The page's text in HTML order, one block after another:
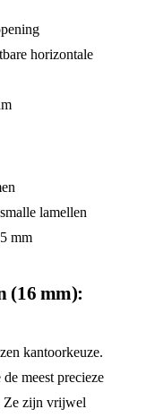
horizontale
lamellen
mm
(16 mm):
kantoorkeuze.
meest precieze
Ze zijn vrijwel